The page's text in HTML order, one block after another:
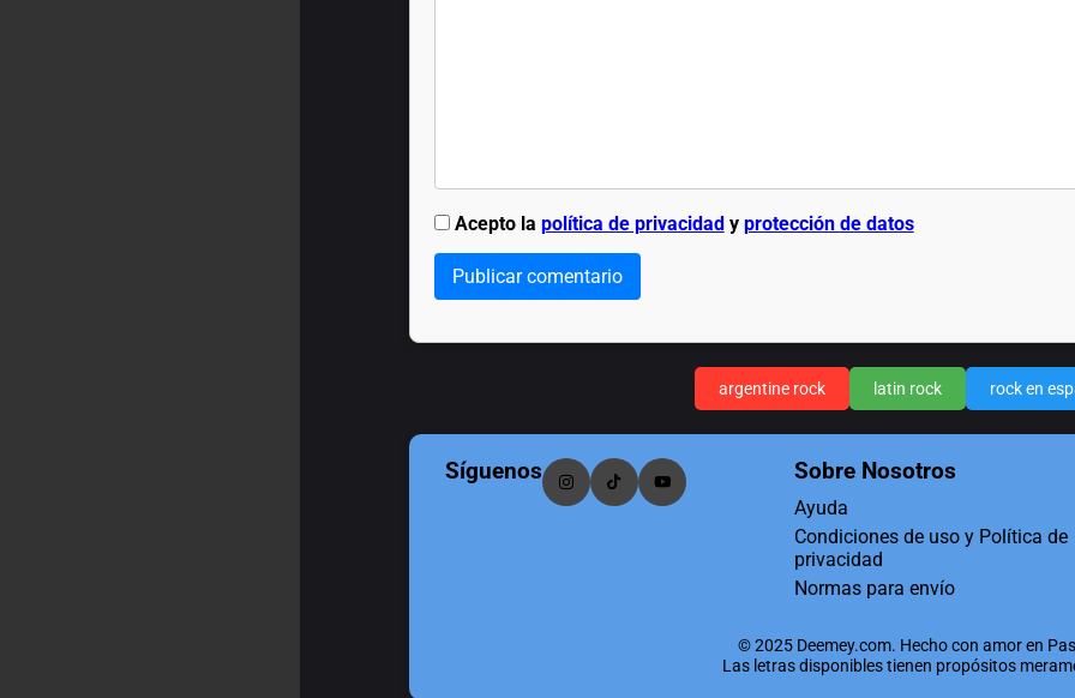
Acepto la política de privacidady protección de datos
Publicar comentario
argentine rock latin rock rock en
Síguenos Sobre Nosotros
Ayuda
Condiciones de uso y Política de
privacidad
Normas para envío
© 2025 Deemey.com. Hecho con amor en
Las letras disponibles tienen propósitos